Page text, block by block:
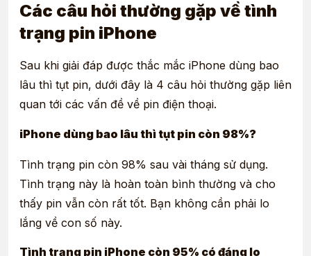
Các câu hỏi thường gặp về tình
trạng pin iPhone
Sau khi giải đáp được thắc mắc iPhone dùng bao
lâu thì tụt pin, dưới đây là 4 câu hỏi thường gặp liên
quan tới các vấn đề về pin điện thoại.
iPhone dùng bao lâu thì tụt pin còn 98%?
Tình trạng pin còn 98% sau vài tháng sử dụng.
Tình trạng này là hoàn toàn bình thường và cho
thấy pin vẫn còn rất tốt. Bạn không cần phải lo
lắng về con số này.
Tình trạng pin iPhone còn 95% có đáng lo